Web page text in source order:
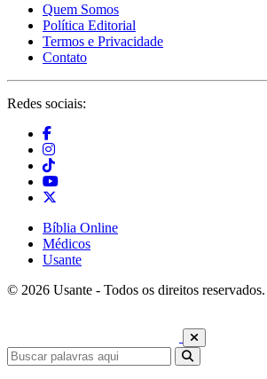
Quem Somos
Política Editorial
Termos e Privacidade
Contato
Redes sociais:
Bíblia Online
Médicos
Usante
© 2026 Usante - Todos os direitos reservados.